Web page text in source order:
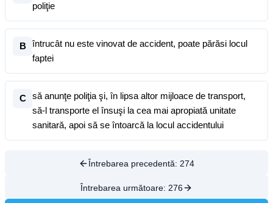
poliţie
B
întrucât nu este vinovat de accident, poate părăsi locul
faptei
C
să anunţe poliţia şi, în lipsa altor mijloace de transport,
să-l transporte el însuşi la cea mai apropiată unitate
sanitară, apoi să se întoarcă la locul accidentului
Întrebarea precedentă: 274
Întrebarea următoare: 276